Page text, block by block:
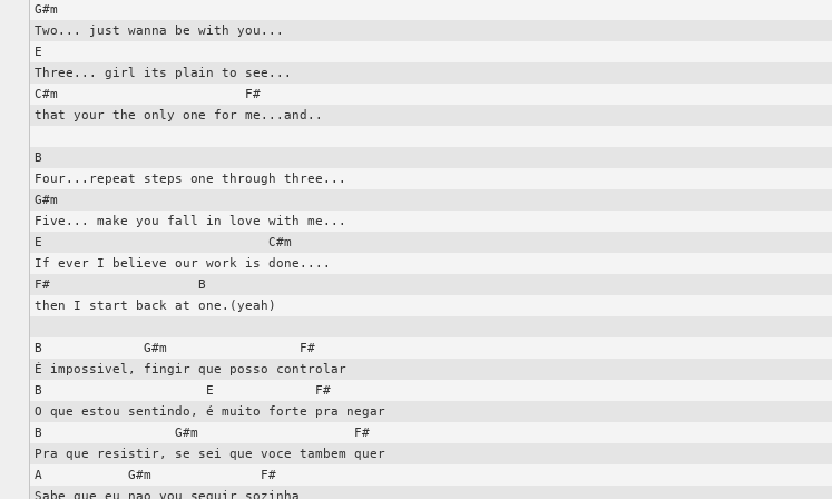
G#m
Two... just wanna be with you...
E
Three... girl its plain to see...
C#m                        F#
that your the only one for me...and..
B
Four...repeat steps one through three...
G#m
Five... make you fall in love with me...
E                             C#m
If ever I believe our work is done....
F#                   B
then I start back at one.(yeah)
B             G#m                 F#
É impossivel, fingir que posso controlar
B                     E             F#
O que estou sentindo, é muito forte pra negar
B                 G#m                    F#
Pra que resistir, se sei que voce tambem quer
A           G#m              F#
Sabe que eu nao vou seguir sozinha